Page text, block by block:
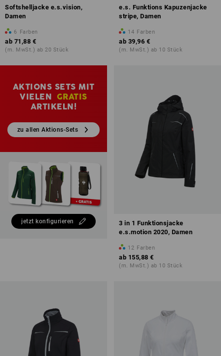
Softshelljacke e.s.vision,
Damen
6 Farben
ab 71,88 €
(m. MwSt.) ab 20 Stück
e.s. Funktions Kapuzenjacke
stripe, Damen
14 Farben
ab 39,96 €
(m. MwSt.) ab 10 Stück
AKTIONS SETS MIT
VIELEN GRATIS
ARTIKELN!
zu allen Aktions-Sets
jetzt konfigurieren
3 in 1 Funktionsjacke
e.s.motion 2020, Damen
12 Farben
ab 155,88 €
(m. MwSt.) ab 10 Stück